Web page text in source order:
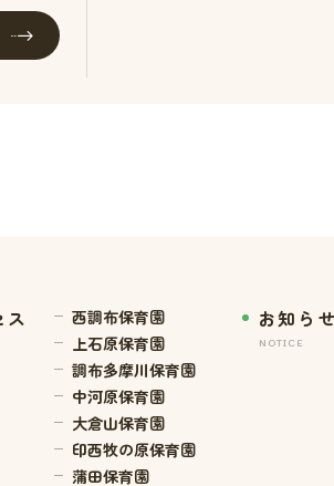
ス
西調布保育園
上石原保育園
調布多摩川保育園
中河原保育園
大倉山保育園
印西牧の原保育園
蒲田保育園
お知ら
NOTICE